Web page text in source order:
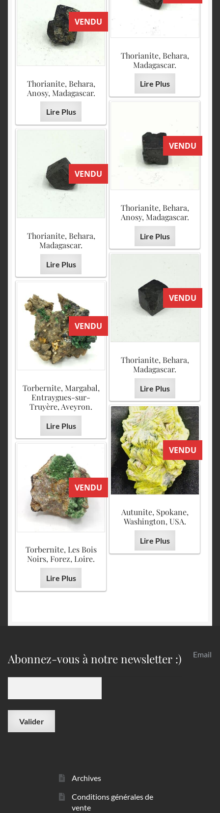
Thorianite, Behara,
Madagascar.
Lire Plus
VENDU
Thorianite, Behara,
Anosy, Madagascar.
Lire Plus
VENDU
Thorianite, Behara,
Anosy, Madagascar.
Lire Plus
VENDU
Thorianite, Behara,
Madagascar.
Lire Plus
VENDU
Thorianite, Behara,
Madagascar.
Lire Plus
VENDU
Torbernite, Margabal,
Entraygues-sur-
Truyère, Aveyron.
Lire Plus
VENDU
Autunite, Spokane,
Washington, USA.
Lire Plus
VENDU
Torbernite, Les Bois
Noirs, Forez, Loire.
Lire Plus
Abonnez-vous à notre newsletter :) Email
Archives
Conditions générales de
vente